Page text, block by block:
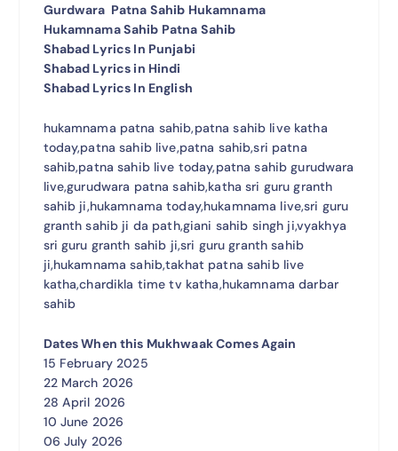
Gurdwara Patna Sahib Hukamnama
Hukamnama Sahib Patna Sahib
Shabad Lyrics In Punjabi
Shabad Lyrics in Hindi
Shabad Lyrics In English
hukamnama patna sahib,patna sahib live katha
today,patna sahib live,patna sahib,sri patna
sahib,patna sahib live today,patna sahib gurudwara
live,gurudwara patna sahib,katha sri guru granth
sahib ji,hukamnama today,hukamnama live,sri guru
granth sahib ji da path,giani sahib singh ji,vyakhya
sri guru granth sahib ji,sri guru granth sahib
ji,hukamnama sahib,takhat patna sahib live
katha,chardikla time tv katha,hukamnama darbar
sahib
Dates When this Mukhwaak Comes Again
15 February 2025
22 March 2026
28 April 2026
10 June 2026
06 July 2026